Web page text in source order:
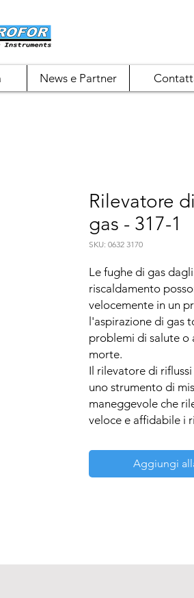
News e Partner
Rilevatore
gas - 317-1
SKU: 0632 3170
Le fughe di gas
riscaldamento
velocemente in un
l'aspirazione di gas
problemi di salute o
morte.
Il rilevatore di
uno strumento di
maneggevole che
veloce e affidabile i
riscaldamento.
Allarme acustico e
Aggiungi